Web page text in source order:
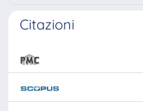
Citazioni